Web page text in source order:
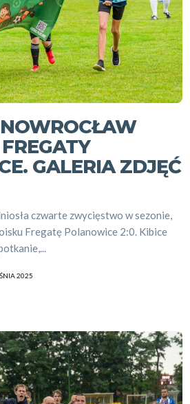
GALERIA ZDJĘĆ
czwarte zwycięstwo w sezonie,
Fregatę Polanowice 2:0. Kibice
2025